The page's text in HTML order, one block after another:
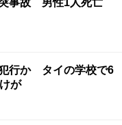
行か タイの学校で6
が